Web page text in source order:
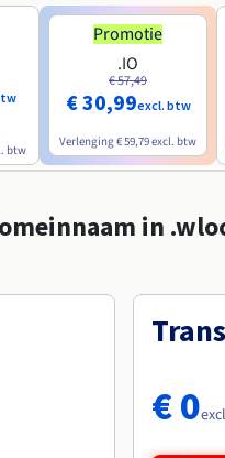
btw
Promotie
.IO
€ 57,49
€ 30,99excl. btw
Verlenging € 59,79excl. btw
in
€ 0